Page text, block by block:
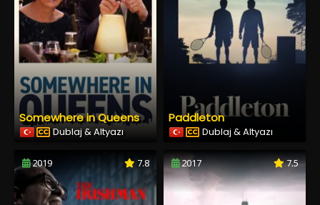
Somewhere in Queens
Dublaj & Altyazı
Paddleton
Dublaj & Altyazı
2019 7.8 2017 7.5